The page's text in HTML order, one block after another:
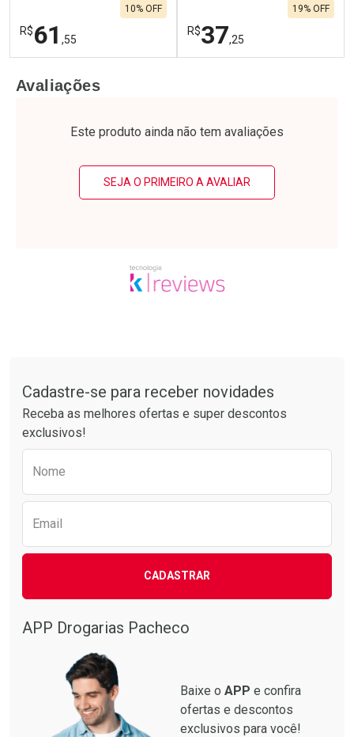
R$61 ,55
10% OFF
Laboratório
Por R$ 61,55/cada
Por Menos
R$37,25
19% OFF
Laboratório
Por R$ 37,25/cada
Por Menos
Avaliações
Este produto ainda não tem avaliações
SEJA O PRIMEIRO A AVALIAR
Cadastre-se para receber novidades
Receba as melhores ofertas e super descontos
exclusivos!
Nome
Email
CADASTRAR
APP Drogarias Pacheco
Baixe o APP e confira
ofertas e descontos
exclusivos para você!